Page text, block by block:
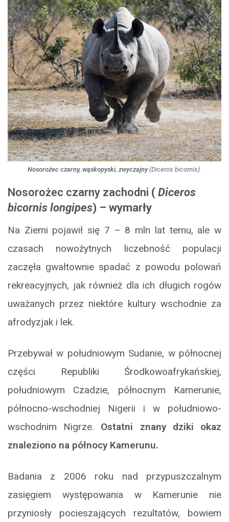
Nosorożec czarny, wąskopyski, zwyczajny(Diceros bicornis).
Nosorożec czarny zachodni ( Diceros
bicornis longipes) – wymarły
Na Ziemi pojawił się 7 – 8 mln lat temu, ale w
czasach nowożytnych liczebność populacji
zaczęła gwałtownie spadać z powodu polowań
rekreacyjnych, jak również dla ich długich rogów
uważanych przez niektóre kultury wschodnie za
afrodyzjak i lek.
Przebywał w południowym Sudanie, w północnej
części Republiki Środkowoafrykańskiej,
południowym Czadzie, północnym Kamerunie,
północno-wschodniej Nigerii i w południowo-
wschodnim Nigrze. Ostatni znany dziki okaz
znaleziono na północy Kamerunu.
Badania z 2006 roku nad przypuszczalnym
zasięgiem występowania w Kamerunie nie
przyniosły pocieszających rezultatów, bowiem